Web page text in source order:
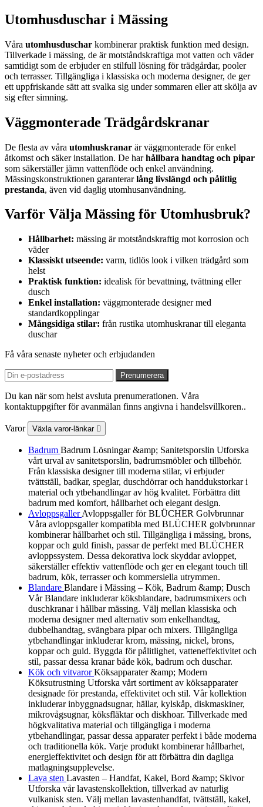
Utomhusduschar i Mässing
Våra utomhusduschar kombinerar praktisk funktion med design.
Tillverkade i mässing, de är motståndskraftiga mot vatten och väder
samtidigt som de erbjuder en stilfull lösning för trädgårdar, pooler
och terrasser. Tillgängliga i klassiska och moderna designer, de ger
ett uppfriskande sätt att svalka sig under sommaren eller att skölja av
sig efter simning.
Väggmonterade Trädgårdskranar
De flesta av våra utomhuskranar är väggmonterade för enkel
åtkomst och säker installation. De harhållbara handtag och pipar
som säkerställer jämn vattenflöde och enkel användning.
Mässingskonstruktionen garanterarlång livslängd och pålitlig
prestanda, även vid daglig utomhusanvändning.
Varför Välja Mässing för Utomhusbruk?
Hållbarhet: mässing är motståndskraftig mot korrosion och
väder
Klassiskt utseende: varm, tidlös look i vilken trädgård som
helst
Praktisk funktion: idealisk för bevattning, tvättning eller
dusch
Enkel installation: väggmonterade designer med
standardkopplingar
Mångsidiga stilar: från rustika utomhuskranar till eleganta
duschar
Få våra senaste nyheter och erbjudanden
Du kan när som helst avsluta prenumerationen. Våra
kontaktuppgifter för avanmälan finns angivna i handelsvillkoren..
Varor Växla varor-länkar 
Badrum Badrum Lösningar &amp; Sanitetsporslin Utforska
vårt urval av sanitetsporslin, badrumsmöbler och tillbehör.
Från klassiska designer till moderna stilar, vi erbjuder
tvättställ, badkar, speglar, duschdörrar och handdukstorkar i
material och ytbehandlingar av hög kvalitet. Förbättra ditt
badrum med komfort, hållbarhet och elegant design.
AvloppsgallerAvloppsgaller för BLÜCHER Golvbrunnar
Våra avloppsgaller kompatibla med BLÜCHER golvbrunnar
kombinerar hållbarhet och stil. Tillgängliga i mässing, brons,
koppar och guld finish, passar de perfekt med BLÜCHER
avloppssystem. Dessa dekorativa lock skyddar avloppet,
säkerställer effektiv vattenflöde och ger en elegant touch till
badrum, kök, terrasser och kommersiella utrymmen.
Blandare Blandare i Mässing – Kök, Badrum &amp; Dusch
Vår Blandare inkluderar köksblandare, badrumsmixers och
duschkranar i hållbar mässing. Välj mellan klassiska och
moderna designer med alternativ som enkelhandtag,
dubbelhandtag, svängbara pipar och mixers. Tillgängliga
ytbehandlingar inkluderar krom, mässing, nickel, brons,
koppar och guld. Byggda för pålitlighet, vatteneffektivitet och
stil, passar dessa kranar både kök, badrum och duschar.
Kök och vitvarorKöksapparater &amp; Modern
Köksutrustning Utforska vårt sortiment av köksapparater
designade för prestanda, effektivitet och stil. Vår kollektion
inkluderar inbyggnadsugnar, hällar, kylskåp, diskmaskiner,
mikrovågsugnar, köksfläktar och diskhoar. Tillverkade med
högkvalitativa material och tillgängliga i moderna
ytbehandlingar, passar dessa apparater perfekt i både moderna
och traditionella kök. Varje produkt kombinerar hållbarhet,
energieffektivitet och design för att förbättra din dagliga
matlagningsupplevelse.
Lava sten Lavasten – Handfat, Kakel, Bord &amp; Skivor
Utforska vår lavastenskollektion, tillverkad av naturlig
vulkanisk sten. Välj mellan lavastenhandfat, tvättställ, kakel,